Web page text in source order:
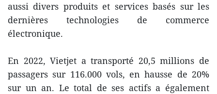
aussi divers produits et services basés sur les
dernières technologies de commerce
électronique.
En 2022, Vietjet a transporté 20,5 millions de
passagers sur 116.000 vols, en hausse de 20%
sur un an. Le total de ses actifs a également